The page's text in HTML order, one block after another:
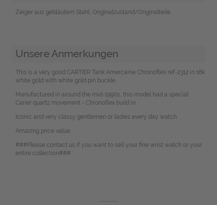
Zeiger aus gebläutem Stahl, Originalzustand/Originalteile
Unsere Anmerkungen
This is a very good CARTIER Tank Amercaine Chronoflex ref-2312 in 18k
white gold with white gold pin buckle.
Manufactured in around the mid-1990s, this model had a special
Carier quartz movement - Chronoflex build in.
Iconic and very classy gentlemen or ladies every day watch.
Amazing price value.
###Please contact us if you want to sell your fine wrist watch or your
entire collection###